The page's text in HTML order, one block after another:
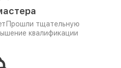
Прошли тщательную
квалификации